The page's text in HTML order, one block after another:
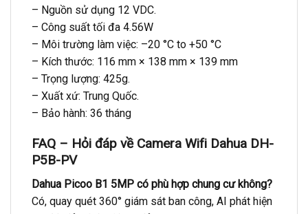
– Nguồn sử dụng 12 VDC.
– Công suất tối đa 4.56W
– Môi trường làm việc: –20 °C to +50 °C
– Kích thước: 116 mm × 138 mm × 139 mm
– Trọng lượng: 425g.
– Xuất xứ: Trung Quốc.
– Bảo hành: 36 tháng
FAQ – Hỏi đáp về Camera Wifi Dahua DH-
P5B-PV
Dahua Picoo B1 5MP có phù hợp chung cư không?
Có, quay quét 360° giám sát ban công, AI phát hiện